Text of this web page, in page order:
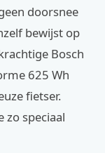
doorsnee
bewijst op
Bosch
625 Wh
fietser.
zo speciaal